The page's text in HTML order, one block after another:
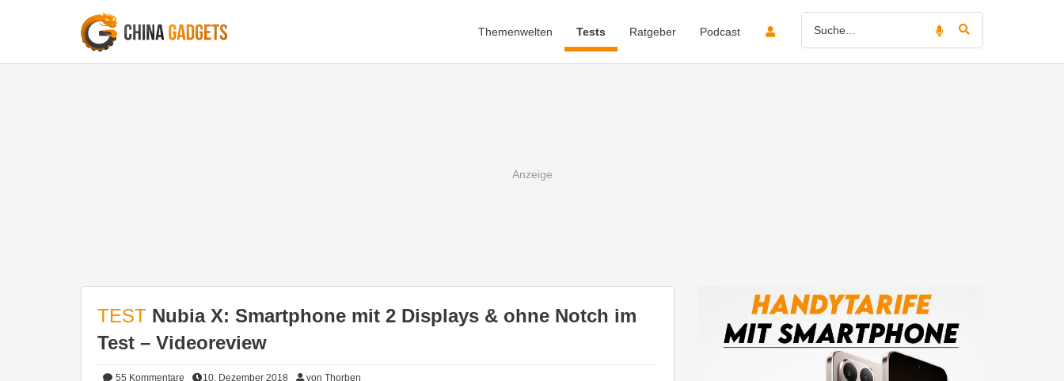
Themenwelten Tests Ratgeber Podcast
TEST Nubia X: Smartphone mit 2 Displays & ohne Notch im
Test – Videoreview
55 Kommentare 10. Dezember 2018 von Thorben